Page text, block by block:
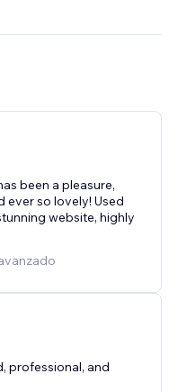
been a pleasure,
ever so lovely! Used
website, highly
professional, and